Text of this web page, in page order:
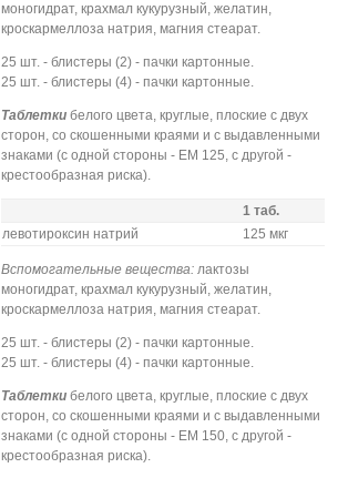
моногидрат, крахмал кукурузный, желатин,
кроскармеллоза натрия, магния стеарат.
25 шт. - блистеры (2) - пачки картонные.
25 шт. - блистеры (4) - пачки картонные.
Таблеткибелого цвета, круглые, плоские с двух
сторон, со скошенными краями и с выдавленными
знаками (с одной стороны - ЕМ 125, с другой -
крестообразная риска).
1 таб.
левотироксин натрий
125 мкг
Вспомогательные вещества: лактозы
моногидрат, крахмал кукурузный, желатин,
кроскармеллоза натрия, магния стеарат.
25 шт. - блистеры (2) - пачки картонные.
25 шт. - блистеры (4) - пачки картонные.
Таблеткибелого цвета, круглые, плоские с двух
сторон, со скошенными краями и с выдавленными
знаками (с одной стороны - ЕМ 150, с другой -
крестообразная риска).